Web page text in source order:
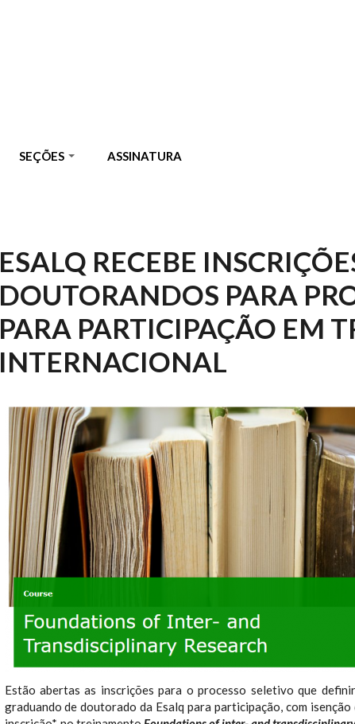
SEÇÕES ASSINATURA
ESALQ RECEBE
DOUTORANDOS PARA
PARA PARTICIPAÇÃO EM
INTERNACIONAL
Estão abertas as inscrições para o processo seletivo que
graduando de doutorado da Esalq para participação, com isenção